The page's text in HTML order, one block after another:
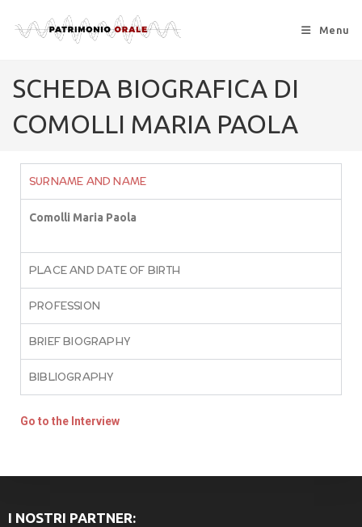
Menu
SCHEDA BIOGRAFICA DI
COMOLLI MARIA PAOLA
SURNAME AND NAME
Comolli Maria Paola
PLACE AND DATE OF BIRTH
PROFESSION
BRIEF BIOGRAPHY
BIBLIOGRAPHY
Go to the Interview
I NOSTRI PARTNER: